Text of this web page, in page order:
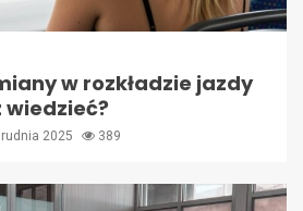
w rozkładzie jazdy
wiedzieć?
2025 389